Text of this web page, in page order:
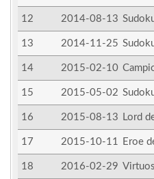
12 2014-08-13
13 2014-11-25
14 2015-02-10
15 2015-05-02
16 2015-08-13 Lord
17 2015-10-11 Eroe
18 2016-02-29